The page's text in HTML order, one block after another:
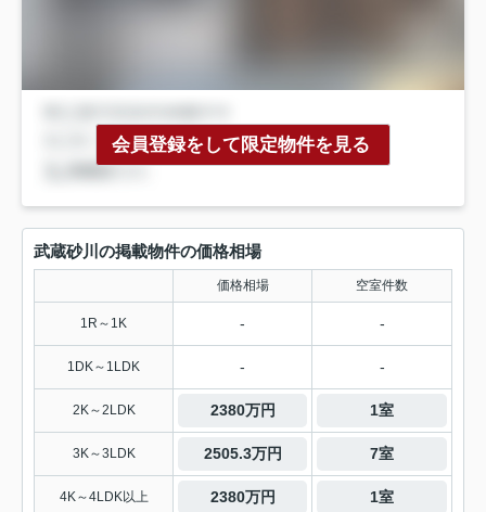
会員登録をして限定物件を見る
武蔵砂川の掲載物件の価格相場
価格相場 空室件数
1R～1K - -
1DK～1LDK - -
2K～2LDK 2380万円 1室
3K～3LDK 2505.3万円 7室
4K～4LDK以上 2380万円 1室